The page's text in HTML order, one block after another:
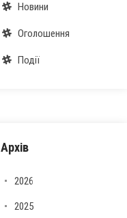
Новини
Оголошення
Події
Архів
2026
2025